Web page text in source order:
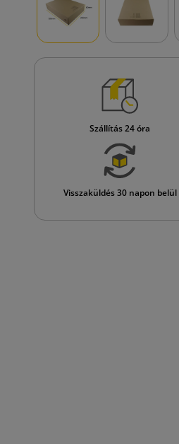
Szállítás 24 óra
Visszaküldés 30 napon belül